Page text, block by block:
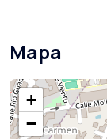
Mapa
+
−